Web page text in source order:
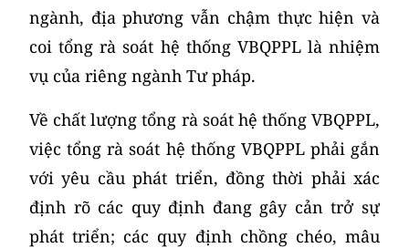
ngành, địa phương vẫn chậm thực hiện và
coi tổng rà soát hệ thống VBQPPL là nhiệm
vụ của riêng ngành Tư pháp.
Về chất lượng tổng rà soát hệ thống VBQPPL,
việc tổng rà soát hệ thống VBQPPL phải gắn
với yêu cầu phát triển, đồng thời phải xác
định rõ các quy định đang gây cản trở sự
phát triển; các quy định chồng chéo, mâu